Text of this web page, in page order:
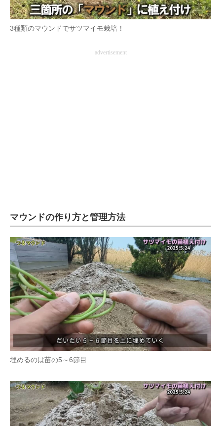
3種類のマウンドでサツマイモ栽培！
advertisement
マウンドの作り方と管理方法
埋めるのは苗の5～6節目